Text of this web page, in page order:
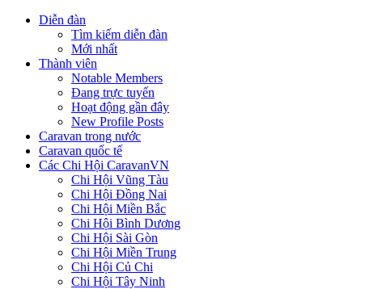
Diễn đàn
Tìm kiếm diễn đàn
Mới nhất
Thành viên
Notable Members
Đang trực tuyến
Hoạt động gần đây
New Profile Posts
Caravan trong nước
Caravan quốc tế
Các Chi Hội CaravanVN
Chi Hội Vũng Tàu
Chi Hội Đồng Nai
Chi Hội Miền Bắc
Chi Hội Bình Dương
Chi Hội Sài Gòn
Chi Hội Miền Trung
Chi Hội Củ Chi
Chi Hội Tây Ninh